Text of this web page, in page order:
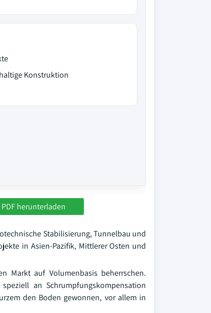
Konstruktion
herunterladen
Stabilisierung, Tunnelbau und
in Asien-Pazifik, Mittlerer Osten und
Markt auf Volumenbasis beherrschen.
an Schrumpfungskompensation
den Boden gewonnen, vor allem in